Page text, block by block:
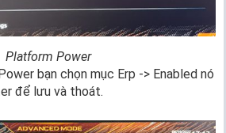
Platform Power
bạn chọn mục Erp -> Enabled nó
để lưu và thoát.